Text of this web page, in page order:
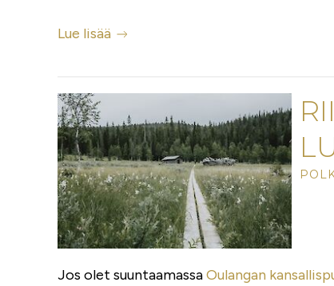
Lue lisää
Jos olet suuntaamassaOulangan